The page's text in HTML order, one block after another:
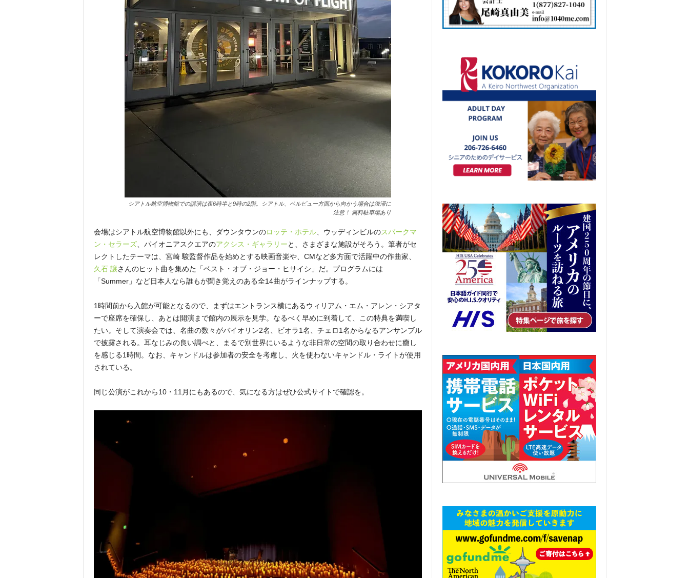
シアトル航空博物館での講演は夜6時半と9時の2階。シアトル、ベルビュー方面から向かう場合は渋滞に
注意！ 無料駐車場あり
会場はシアトル航空博物館以外にも、ダウンタウンのロッテ・ホテル、ウッディンビルのスパークマ
ン・セラーズ、パイオニアスクエアのアクシス・ギャラリーと、さまざまな施設がそろう。筆者がセ
レクトしたテーマは、宮崎 駿監督作品を始めとする映画音楽や、CMなど多方面で活躍中の作曲家、
久石 譲さんのヒット曲を集めた「ベスト・オブ・ジョー・ヒサイシ」だ。プログラムには
「Summer」など日本人なら誰もが聞き覚えのある全14曲がラインナップする。
1時間前から入館が可能となるので、まずはエントランス横にあるウィリアム・エム・アレン・シアタ
ーで座席を確保し、あとは開演まで館内の展示を見学。なるべく早めに到着して、この特典を満喫し
たい。そして演奏会では、名曲の数々がバイオリン2名、ビオラ1名、チェロ1名からなるアンサンブル
で披露される。耳なじみの良い調べと、まるで別世界にいるような非日常の空間の取り合わせに癒し
を感じる1時間。なお、キャンドルは参加者の安全を考慮し、火を使わないキャンドル・ライトが使用
されている。
同じ公演がこれから10・11月にもあるので、気になる方はぜひ公式サイトで確認を。